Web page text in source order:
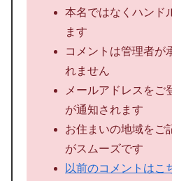
本名ではなくハンド
ます
コメントは管理者が
れません
メールアドレスをご
が通知されます
お住まいの地域をご
がスムーズです
以前のコメントはこ